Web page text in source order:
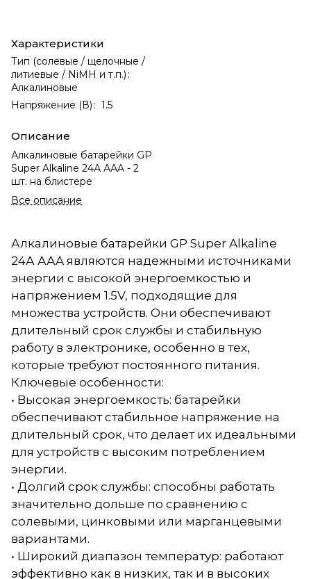
Характеристики
Тип (солевые / щелочные /
литиевые / NiMH и т.п.) :
Алкалиновые
Напряжение (В) : 1.5
Описание
Алкалиновые батарейки GP
Super Alkaline 24А ААA - 2
шт. на блистере
Все описание
Алкалиновые батарейки GP Super Alkaline
24А ААA являются надежными источниками
энергии с высокой энергоемкостью и
напряжением 1.5V, подходящие для
множества устройств. Они обеспечивают
длительный срок службы и стабильную
работу в электронике, особенно в тех,
которые требуют постоянного питания.
Ключевые особенности:
• Высокая энергоемкость: батарейки
обеспечивают стабильное напряжение на
длительный срок, что делает их идеальными
для устройств с высоким потреблением
энергии.
• Долгий срок службы: способны работать
значительно дольше по сравнению с
солевыми, цинковыми или марганцевыми
вариантами.
• Широкий диапазон температур: работают
эффективно как в низких, так и в высоких